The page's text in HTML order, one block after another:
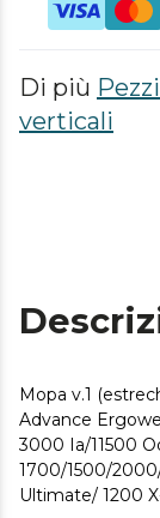
Di più
verticali
Mopa v.1
Advance
3000 Ia/11500
1700/1500/
Ultimate/ 1200